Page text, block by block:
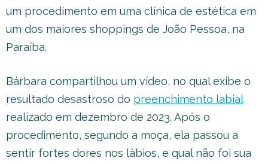
um procedimento em uma clínica de estética em
um dos maiores shoppings de João Pessoa, na
Paraíba.
Bárbara compartilhou um vídeo, no qual exibe o
resultado desastroso do preenchimento labial
realizado em dezembro de 2023. Após o
procedimento, segundo a moça, ela passou a
sentir fortes dores nos lábios, e qual não foi sua